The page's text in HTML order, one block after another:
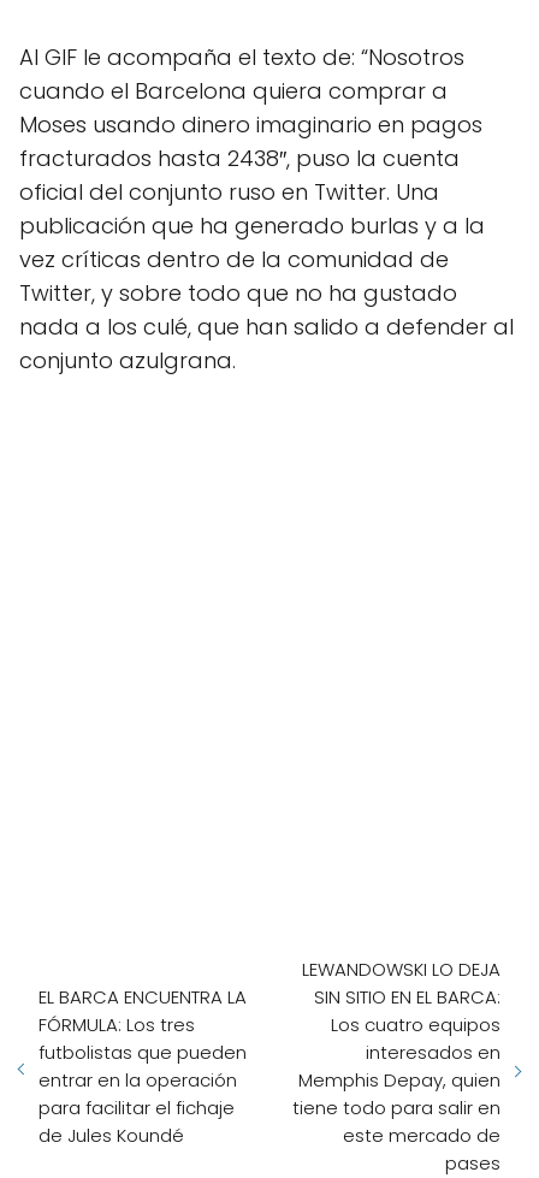
Al GIF le acompaña el texto de: “Nosotros
cuando el Barcelona quiera comprar a
Moses usando dinero imaginario en pagos
fracturados hasta 2438″, puso la cuenta
oficial del conjunto ruso en Twitter. Una
publicación que ha generado burlas y a la
vez críticas dentro de la comunidad de
Twitter, y sobre todo que no ha gustado
nada a los culé, que han salido a defender al
conjunto azulgrana.
EL BARCA ENCUENTRA LA
FÓRMULA: Los tres
futbolistas que pueden
entrar en la operación
para facilitar el fichaje
de Jules Koundé
LEWANDOWSKI LO DEJA
SIN SITIO EN EL BARCA:
Los cuatro equipos
interesados en
Memphis Depay, quien
tiene todo para salir en
este mercado de
pases